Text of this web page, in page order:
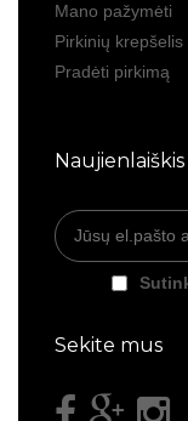
Mano pažymėti
Pirkinių krepšelis
Pradėti pirkimą
Naujienlaiškis
Sekite mus